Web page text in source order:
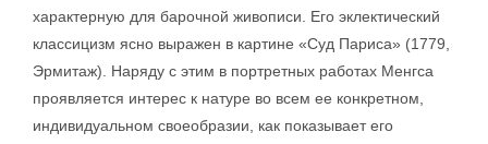
характерную для барочной живописи. Его эклектический
классицизм ясно выражен в картине «Суд Париса» (1779,
Эрмитаж). Наряду с этим в портретных работах Менгса
проявляется интерес к натуре во всем ее конкретном,
индивидуальном своеобразии, как показывает его